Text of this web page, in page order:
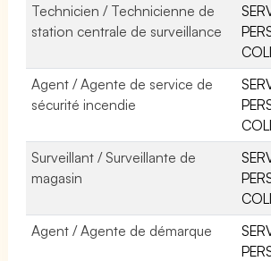
Technicien / Technicienne de
station centrale de surveillance
Agent / Agente de service de
sécurité incendie
Surveillant / Surveillante de
magasin
Agent / Agente de démarque